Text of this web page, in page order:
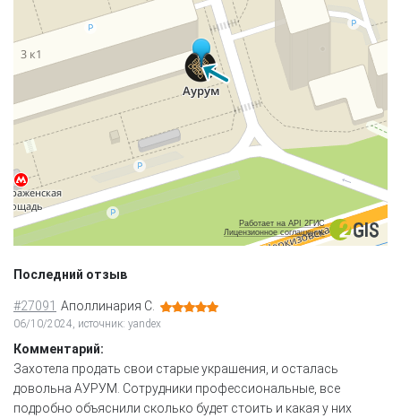
Работает на API 2ГИС
Лицензионное соглашение
Последний отзыв
#27091 Аполлинария С.
06/10/2024, источник: yandex
Комментарий:
Захотела продать свои старые украшения, и осталась
довольна АУРУМ. Сотрудники профессиональные, все
подробно объяснили сколько будет стоить и какая у них